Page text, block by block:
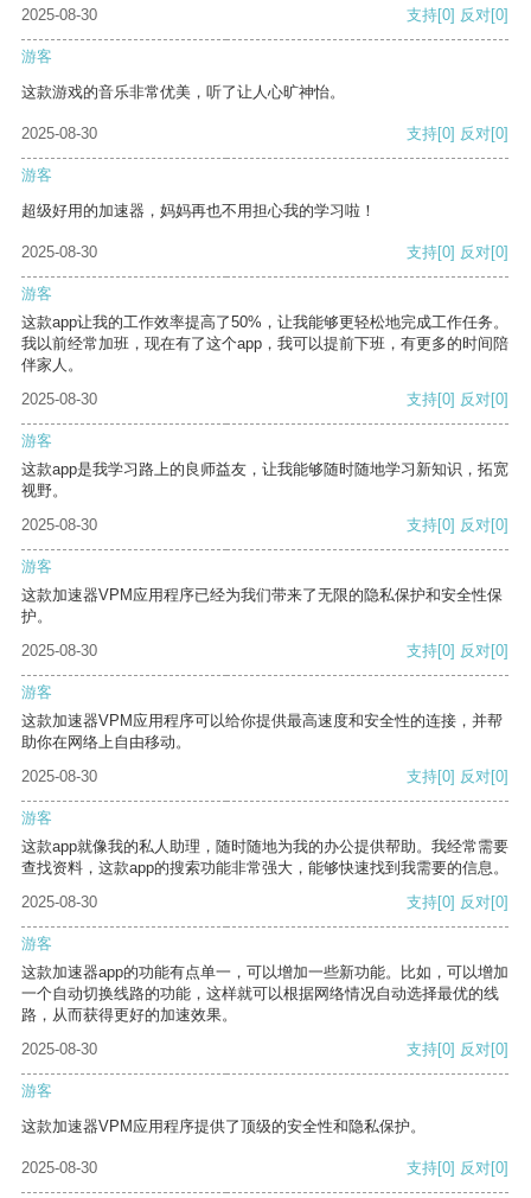
2025-08-30 支持[0] 反对[0]
游客
这款游戏的音乐非常优美，听了让人心旷神怡。
2025-08-30 支持[0] 反对[0]
游客
超级好用的加速器，妈妈再也不用担心我的学习啦！
2025-08-30 支持[0] 反对[0]
游客
这款app让我的工作效率提高了50%，让我能够更轻松地完成工作任务。
我以前经常加班，现在有了这个app，我可以提前下班，有更多的时间陪
伴家人。
2025-08-30
支持[0] 反对[0]
游客
这款app是我学习路上的良师益友，让我能够随时随地学习新知识，拓宽
视野。
2025-08-30
支持[0] 反对[0]
游客
这款加速器VPM应用程序已经为我们带来了无限的隐私保护和安全性保
护。
2025-08-30
支持[0] 反对[0]
游客
这款加速器VPM应用程序可以给你提供最高速度和安全性的连接，并帮
助你在网络上自由移动。
2025-08-30
支持[0] 反对[0]
游客
这款app就像我的私人助理，随时随地为我的办公提供帮助。我经常需要
查找资料，这款app的搜索功能非常强大，能够快速找到我需要的信息。
2025-08-30
支持[0] 反对[0]
游客
这款加速器app的功能有点单一，可以增加一些新功能。比如，可以增加
一个自动切换线路的功能，这样就可以根据网络情况自动选择最优的线
路，从而获得更好的加速效果。
2025-08-30
支持[0] 反对[0]
游客
这款加速器VPM应用程序提供了顶级的安全性和隐私保护。
2025-08-30 支持[0] 反对[0]